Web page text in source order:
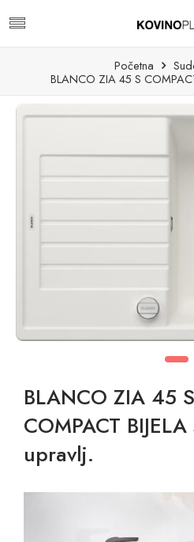
Početna
BLANCO ZIA 45 S
BLANCO ZIA 45 S
COMPACT
upravlj.